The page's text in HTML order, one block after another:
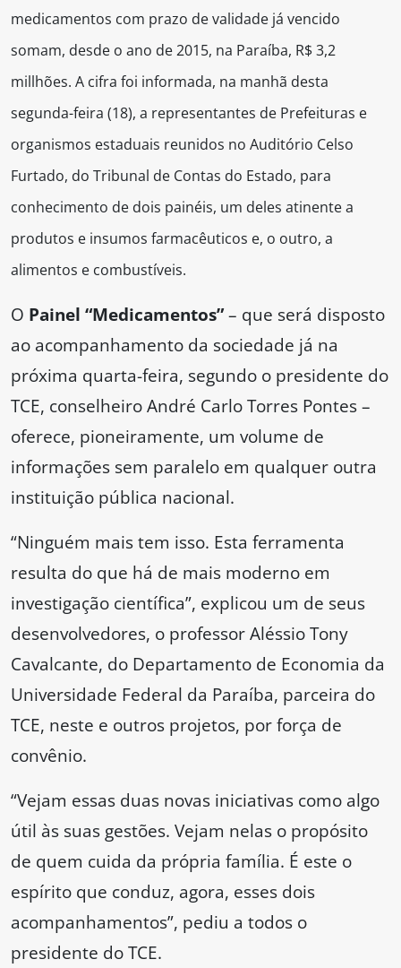
medicamentos com prazo de validade já vencido
somam, desde o ano de 2015, na Paraíba, R$ 3,2
millhões. A cifra foi informada, na manhã desta
segunda-feira (18), a representantes de Prefeituras e
organismos estaduais reunidos no Auditório Celso
Furtado, do Tribunal de Contas do Estado, para
conhecimento de dois painéis, um deles atinente a
produtos e insumos farmacêuticos e, o outro, a
alimentos e combustíveis.
O Painel “Medicamentos”– que será disposto
ao acompanhamento da sociedade já na
próxima quarta-feira, segundo o presidente do
TCE, conselheiro André Carlo Torres Pontes –
oferece, pioneiramente, um volume de
informações sem paralelo em qualquer outra
instituição pública nacional.
“Ninguém mais tem isso. Esta ferramenta
resulta do que há de mais moderno em
investigação científica”, explicou um de seus
desenvolvedores, o professor Aléssio Tony
Cavalcante, do Departamento de Economia da
Universidade Federal da Paraíba, parceira do
TCE, neste e outros projetos, por força de
convênio.
“Vejam essas duas novas iniciativas como algo
útil às suas gestões. Vejam nelas o propósito
de quem cuida da própria família. É este o
espírito que conduz, agora, esses dois
acompanhamentos”, pediu a todos o
presidente do TCE.